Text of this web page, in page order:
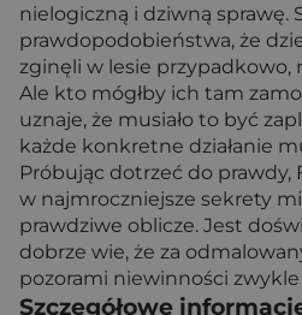
nielogiczną i dziwną sprawę.
prawdopodobieństwa, że
zginęli w lesie przypadkowo,
Ale kto mógłby ich tam
uznaje, że musiało to być
każde konkretne działanie
Próbując dotrzeć do prawdy,
w najmroczniejsze sekrety
prawdziwe oblicze. Jest
dobrze wie, że za
pozorami niewinności zwykle
Szczegółowe